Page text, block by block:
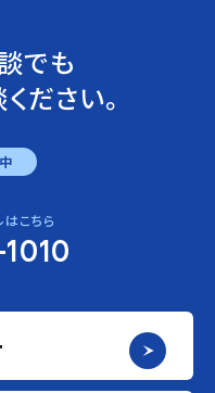
でも
ださい。
こちら